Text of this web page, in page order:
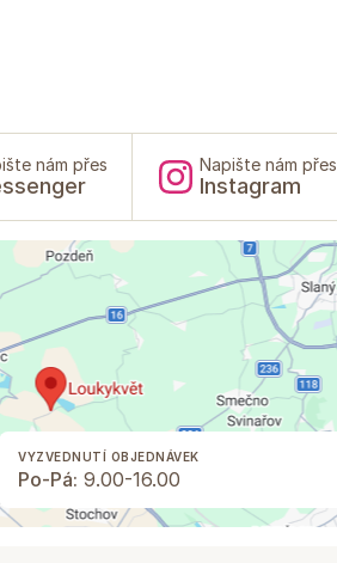
nám přes Napište nám přes
Instagram
VYZVEDNUTÍ OBJEDNÁVEK
Po-Pá: 9.00-16.00